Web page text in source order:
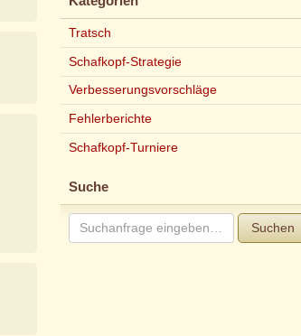
Tratsch
Schafkopf-Strategie
Verbesserungsvorschläge
Fehlerberichte
Schafkopf-Turniere
Suche
Suchen